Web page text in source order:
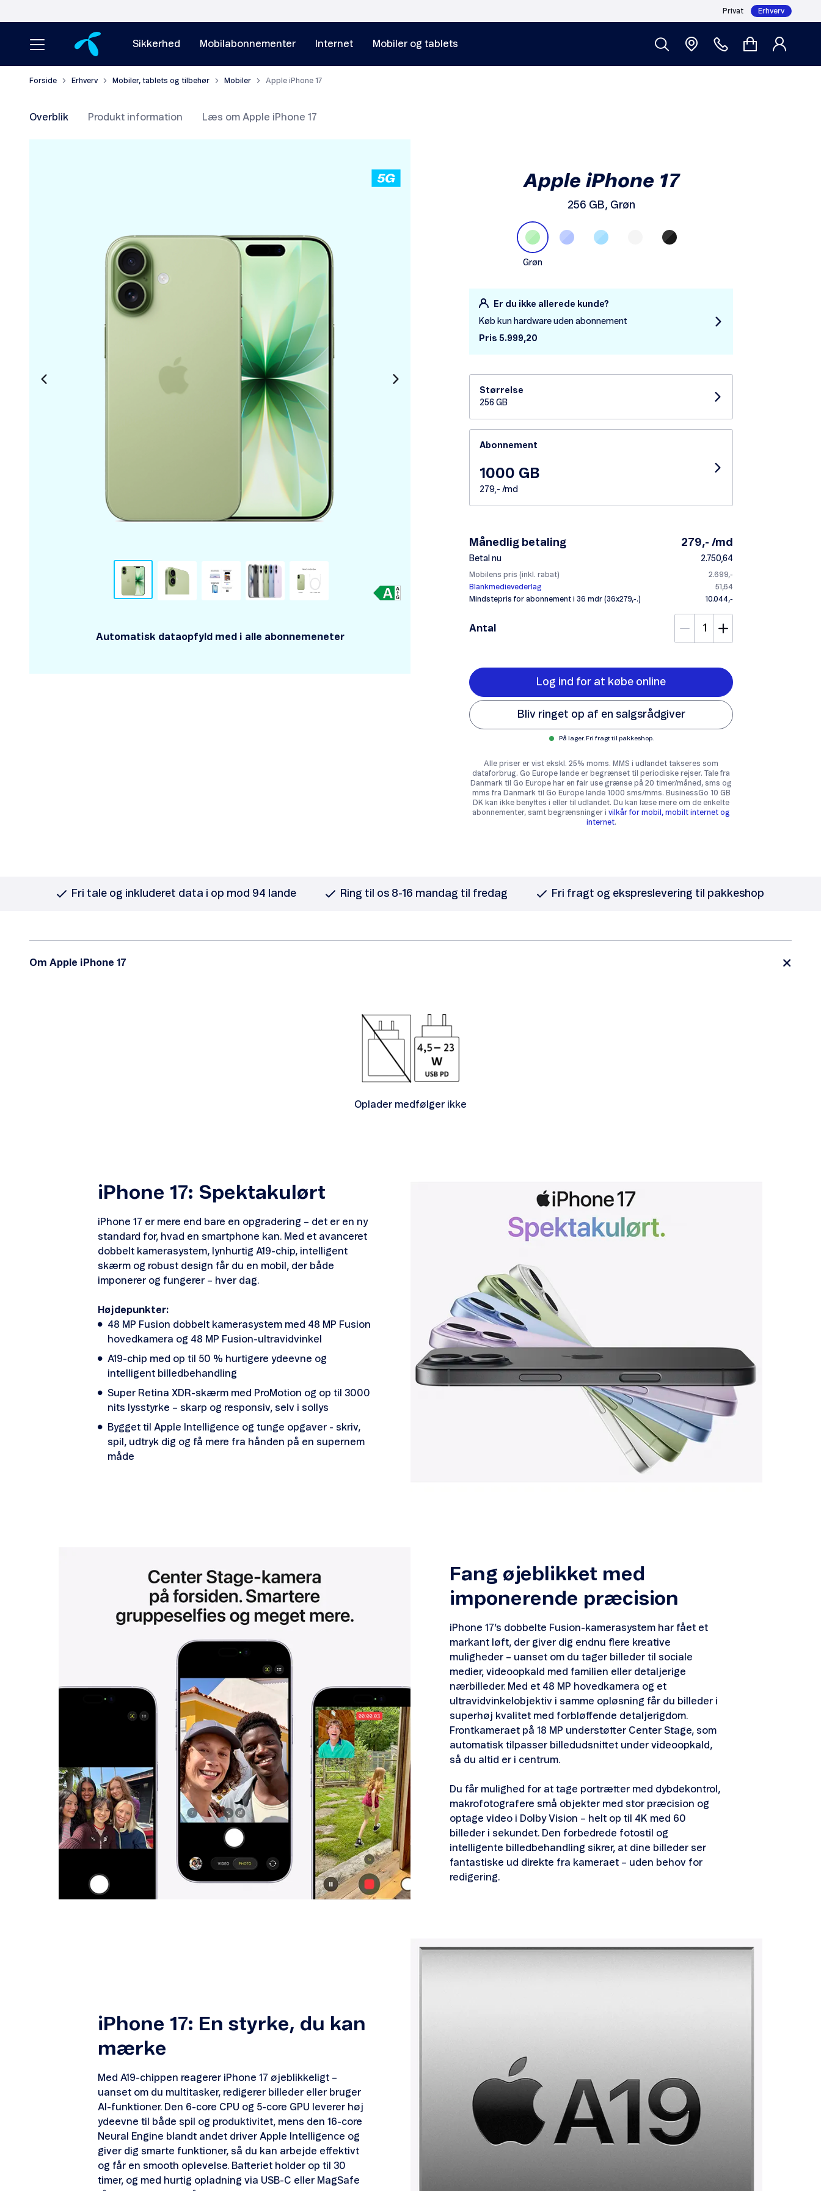
Privat Erhverv
Sikkerhed Mobilabonnementer Internet Mobiler og tablets
Forside Erhverv Mobiler, tablets og tilbehør Mobiler Apple iPhone 17
Overblik Produkt information Læs om Apple iPhone 17
Automatisk dataopfyld med i alle abonnemeneter
Apple iPhone 17
256 GB, Grøn
Grøn
Er du ikke allerede kunde?
Køb kun hardware uden abonnement
Pris 5.999,20
Størrelse
256 GB
Abonnement
1000 GB
279,- /md
Månedlig betaling 279,- /md
Betal nu 2.750,64
Mobilens pris (inkl. rabat)
2.699,-
Blankmedievederlag
51,64
Mindstepris for abonnement i 36 mdr (36x279,-.)
10.044,-
Antal
Log ind for at købe online
Bliv ringet op af en salgsrådgiver
På lager. Fri fragt til pakkeshop.
Alle priser er vist ekskl. 25% moms. MMS i udlandet takseres som
dataforbrug. Go Europe lande er begrænset til periodiske rejser. Tale fra
Danmark til Go Europe har en fair use grænse på 20 timer/måned, sms og
mms fra Danmark til Go Europe lande 1000 sms/mms. BusinessGo 10 GB
DK kan ikke benyttes i eller til udlandet. Du kan læse mere om de enkelte
abonnementer, samt begrænsninger i vilkår for mobil, mobilt internet og
internet.
Fri tale og inkluderet data i op mod 94 lande Ring til os 8-16 mandag til fredag Fri fragt og ekspreslevering til pakkeshop
Om Apple iPhone 17
Oplader medfølger ikke
iPhone 17: Spektakulørt
iPhone 17 er mere end bare en opgradering – det er en ny
standard for, hvad en smartphone kan. Med et avanceret
dobbelt kamerasystem, lynhurtig A19-chip, intelligent
skærm og robust design får du en mobil, der både
imponerer og fungerer – hver dag.
Højdepunkter:
48 MP Fusion dobbelt kamerasystem med 48 MP Fusion
hovedkamera og 48 MP Fusion-ultra­vid­vinkel
A19-chip med op til 50 % hurtigere ydeevne og
intelligent billedbehandling
Super Retina XDR-skærm med ProMotion og op til 3000
nits lysstyrke – skarp og responsiv, selv i sollys
Bygget til Apple Intelligence og tunge opgaver - skriv,
spil, udtryk dig og få mere fra hånden på en supernem
måde
Fang øjeblikket med
imponerende præcision
iPhone 17’s dobbelte Fusion-kamerasystem har fået et
markant løft, der giver dig endnu flere kreative
muligheder – uanset om du tager billeder til sociale
medier, videoopkald med familien eller detaljerige
nærbilleder. Med et 48 MP hovedkamera og et
ultravidvinkelobjektiv i samme opløsning får du billeder i
superhøj kvalitet med forbløffende detaljerigdom.
Frontkameraet på 18 MP understøtter Center Stage, som
automatisk tilpasser billedudsnittet under videoopkald,
så du altid er i centrum.
Du får mulighed for at tage portrætter med dybdekontrol,
makrofotografere små objekter med stor præcision og
optage video i Dolby Vision – helt op til 4K med 60
billeder i sekundet. Den forbedrede fotostil og
intelligente billedbehandling sikrer, at dine billeder ser
fantastiske ud direkte fra kameraet – uden behov for
redigering.
iPhone 17: En styrke, du kan
mærke
Med A19-chippen reagerer iPhone 17 øjeblikkeligt –
uanset om du multitasker, redigerer billeder eller bruger
AI-funktioner. Den 6-core CPU og 5-core GPU leverer høj
ydeevne til både spil og produktivitet, mens den 16-core
Neural Engine blandt andet driver Apple Intelligence og
giver dig smarte funktioner, så du kan arbejde effektivt
og får en smooth oplevelse. Batteriet holder op til 30
timer, og med hurtig opladning via USB-C eller MagSafe